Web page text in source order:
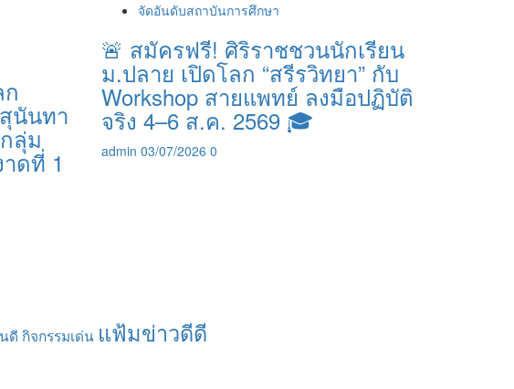
นันทา
ลุ่ม
ดที่ 1
จัดอันดับสถาบันการศึกษา
🚨 สมัครฟรี! ศิริราชชวนนักเรียน
ม.ปลาย เปิดโลก “สรีรวิทยา” กับ
Workshop สายแพทย์ ลงมือปฏิบัติ
จริง 4–6 ส.ค. 2569 🎓
admin 03/07/2026 0
ดี กิจกรรมเด่น แฟ้มข่าวดีดี